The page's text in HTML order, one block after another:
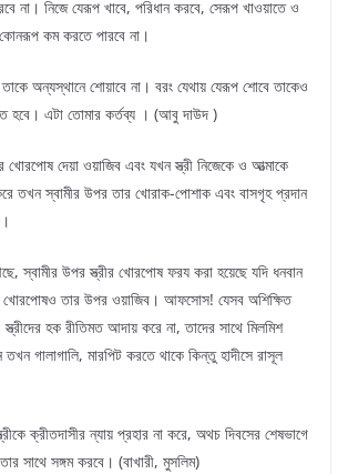
না। নিজে যেরূপ খাবে, পরিধান করবে, সেরূপ খাওয়াতে ও
কম করতে পারবে না।
অন্যস্থানে শোয়াবে না। বরং যেথায় যেরূপ শোবে তাকেও
হবে। এটা তোমার কর্তব্য । (আবু দাউদ )
খোরপোষ দেয়া ওয়াজিব এবং যখন স্ত্রী নিজেকে ও আত্মাকে
তখন স্বামীর উপর তার খোরাক-পোশাক এবং বাসগৃহ প্রদান
স্বামীর উপর স্ত্রীর খোরপোষ ফরয করা হয়েছে যদি ধনবান
খোরপোষও তার উপর ওয়াজিব। আফসোস! যেসব অশিক্ষিত
হক রীতিমত আদায় করে না, তাদের সাথে মিলমিশ
গালাগালি, মারপিট করতে থাকে কিন্তু হাদীসে রাসূল
ক্রীতদাসীর ন্যায় প্রহার না করে, অথচ দিবসের শেষভাগে
সাথে সঙ্গম করবে। (বাখারী, মুসলিম)